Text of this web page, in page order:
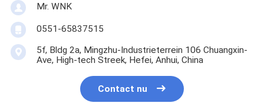
Mr. WNK
0551-65837515
5f, Bldg 2a, Mingzhu-Industrieterrein 106 Chuangxin-
Ave, High-tech Streek, Hefei, Anhui, China
Contact nu